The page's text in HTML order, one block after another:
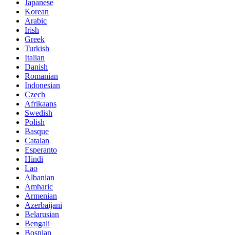
Japanese
Korean
Arabic
Irish
Greek
Turkish
Italian
Danish
Romanian
Indonesian
Czech
Afrikaans
Swedish
Polish
Basque
Catalan
Esperanto
Hindi
Lao
Albanian
Amharic
Armenian
Azerbaijani
Belarusian
Bengali
Bosnian